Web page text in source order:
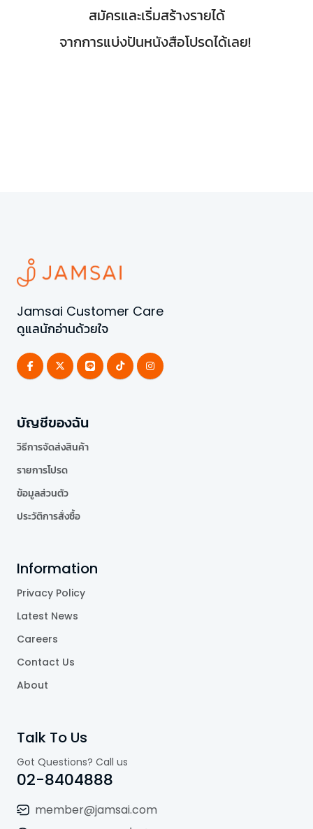
สมัครและเริ่มสร้างรายได้
จากการแบ่งปันหนังสือโปรดได้เลย!
Jamsai Customer Care
ดูแลนักอ่านด้วยใจ
บัญชีของฉัน
วิธีการจัดส่งสินค้า
รายการโปรด
ข้อมูลส่วนตัว
ประวัติการสั่งซื้อ
Information
Privacy Policy
Latest News
Careers
Contact Us
About
Talk To Us
Got Questions? Call us
02-8404888
member@jamsai.com